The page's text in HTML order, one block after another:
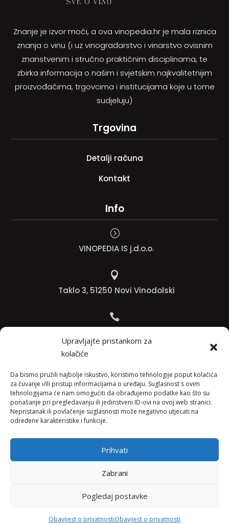
Upravljajte pristankom za
kolačiće
Da bismo pružili najbolje iskustvo, koristimo tehnologije poput kolačića
za čuvanje i/ili pristup informacijama o uređaju. Suglasnost s ovim
tehnologijama će nam omogućiti da obrađujemo podatke kao što su
ponašanje pri pregledavanju ili jedinstveni ID-ovi na ovoj web stranici.
Nepristanak ili povlačenje suglasnosti može negativno utjecati na
određene karakteristike i funkcije.
Prihvati
Zabrani
Pogledaj postavke
Obavijest o privatnostiObavijest o privatnosti
Znanje je izvor moći, a ova vinopedia.hr je mala riznica
znanja o vinu (i uz vinogradarstvo i vinarstvo ovisnim
znanstvenim i stručno praktičnim disciplinama, te
zbirka informacija o našim i svjetskim najkvalitetnijim
proizvođačima, trgovcima i institucijama koje u tome
sudjeluju)
Trgovina
Detalji računa
Kontakt
Info
=
VINOPEDIA IS j.d.o.o.

Taklo 3, 51250 Novi Vinodolski

Jadranko +385 91 501 4218

info@vinopedia.hr
© 2023, Vinopedia, sva prava sadržana / Web by
Negactive